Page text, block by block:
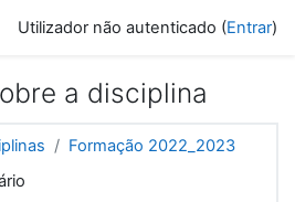
Utilizador não autenticado (Entrar)
a disciplina
Formação 2022_2023